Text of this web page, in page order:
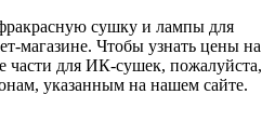
сушку и лампы для
магазине. Чтобы узнать цены на
части для ИК-сушек, пожалуйста,
указанным на нашем сайте.